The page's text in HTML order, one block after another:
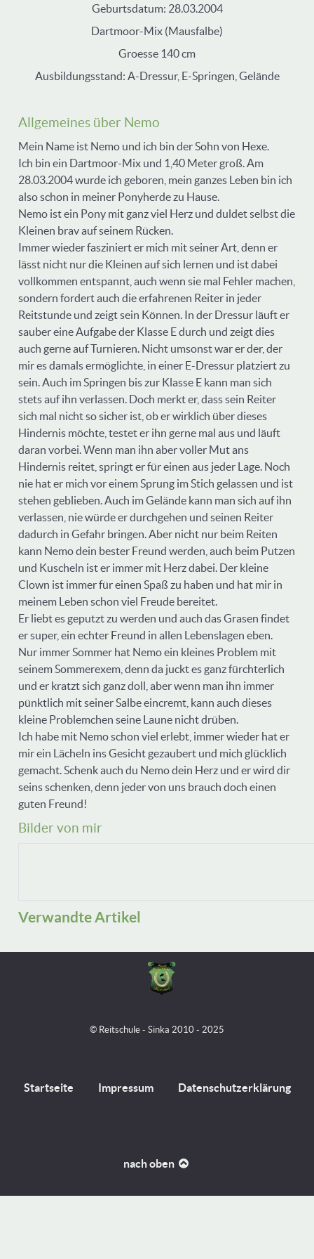
Geburtsdatum: 28.03.2004
Dartmoor-Mix (Mausfalbe)
Groesse 140 cm
Ausbildungsstand: A-Dressur, E-Springen, Gelände
Allgemeines über Nemo
Mein Name ist Nemo und ich bin der Sohn von Hexe.
Ich bin ein Dartmoor-Mix und 1,40 Meter groß. Am
28.03.2004 wurde ich geboren, mein ganzes Leben bin ich
also schon in meiner Ponyherde zu Hause.
Nemo ist ein Pony mit ganz viel Herz und duldet selbst die
Kleinen brav auf seinem Rücken.
Immer wieder fasziniert er mich mit seiner Art, denn er
lässt nicht nur die Kleinen auf sich lernen und ist dabei
vollkommen entspannt, auch wenn sie mal Fehler machen,
sondern fordert auch die erfahrenen Reiter in jeder
Reitstunde und zeigt sein Können. In der Dressur läuft er
sauber eine Aufgabe der Klasse E durch und zeigt dies
auch gerne auf Turnieren. Nicht umsonst war er der, der
mir es damals ermöglichte, in einer E-Dressur platziert zu
sein. Auch im Springen bis zur Klasse E kann man sich
stets auf ihn verlassen. Doch merkt er, dass sein Reiter
sich mal nicht so sicher ist, ob er wirklich über dieses
Hindernis möchte, testet er ihn gerne mal aus und läuft
daran vorbei. Wenn man ihn aber voller Mut ans
Hindernis reitet, springt er für einen aus jeder Lage. Noch
nie hat er mich vor einem Sprung im Stich gelassen und ist
stehen geblieben. Auch im Gelände kann man sich auf ihn
verlassen, nie würde er durchgehen und seinen Reiter
dadurch in Gefahr bringen. Aber nicht nur beim Reiten
kann Nemo dein bester Freund werden, auch beim Putzen
und Kuscheln ist er immer mit Herz dabei. Der kleine
Clown ist immer für einen Spaß zu haben und hat mir in
meinem Leben schon viel Freude bereitet.
Er liebt es geputzt zu werden und auch das Grasen findet
er super, ein echter Freund in allen Lebenslagen eben.
Nur immer Sommer hat Nemo ein kleines Problem mit
seinem Sommerexem, denn da juckt es ganz fürchterlich
und er kratzt sich ganz doll, aber wenn man ihn immer
pünktlich mit seiner Salbe eincremt, kann auch dieses
kleine Problemchen seine Laune nicht drüben.
Ich habe mit Nemo schon viel erlebt, immer wieder hat er
mir ein Lächeln ins Gesicht gezaubert und mich glücklich
gemacht. Schenk auch du Nemo dein Herz und er wird dir
seins schenken, denn jeder von uns brauch doch einen
guten Freund!
Bilder von mir
Verwandte Artikel
© Reitschule - Sinka 2010 - 2025
Startseite Impressum Datenschutzerklärung
nach oben